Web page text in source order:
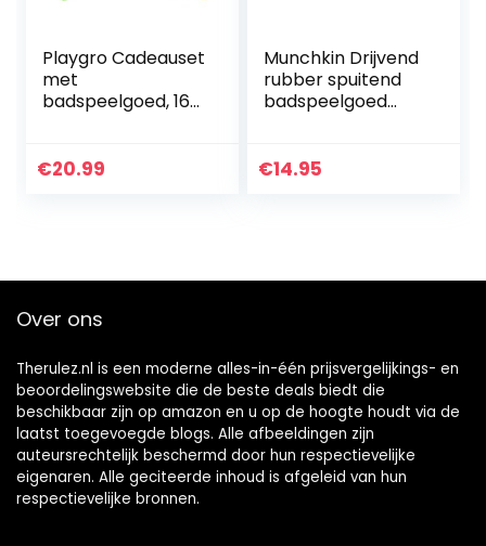
Playgro Cadeauset
met
badspeelgoed, 16
40115
€20.99
Munchkin Drijvend
rubber spuitend
badspeelgoed
allerkleinsten – set
€14.95
Over ons
Therulez.nl is een moderne alles-in-één prijsvergelijkings- en
beoordelingswebsite die de beste deals biedt die
beschikbaar zijn op amazon en u op de hoogte houdt via de
laatst toegevoegde blogs. Alle afbeeldingen zijn
auteursrechtelijk beschermd door hun respectievelijke
eigenaren. Alle geciteerde inhoud is afgeleid van hun
respectievelijke bronnen.